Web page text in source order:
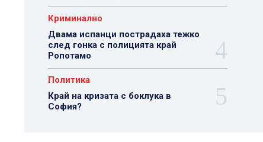
Криминално
Двама испанци пострадаха тежко
след гонка с полицията край
Ропотамо
Политика
Край на кризата с боклука в
София?